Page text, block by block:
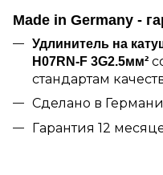
Made in Germany -
Удлинитель на
H07RN-F 3G2.5мм²
стандартам
Сделано в
Гарантия 12